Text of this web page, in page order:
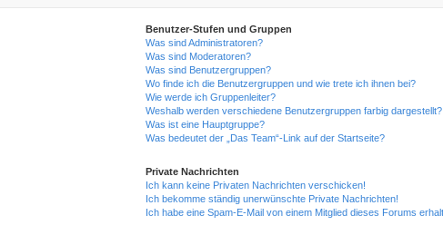
Benutzer-Stufen und Gruppen
Was sind Administratoren?
Was sind Moderatoren?
Was sind Benutzergruppen?
Wo finde ich die Benutzergruppen und wie trete ich ihnen bei?
Wie werde ich Gruppenleiter?
Weshalb werden verschiedene Benutzergruppen farbig dargestellt?
Was ist eine Hauptgruppe?
Was bedeutet der „Das Team“-Link auf der Startseite?
Private Nachrichten
Ich kann keine Privaten Nachrichten verschicken!
Ich bekomme ständig unerwünschte Private Nachrichten!
Ich habe eine Spam-E-Mail von einem Mitglied dieses Forums